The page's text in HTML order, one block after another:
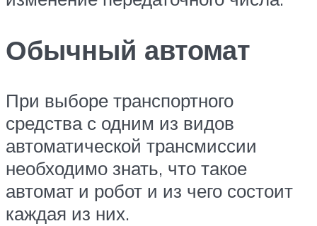
Обычный автомат
При выборе транспортного
средства с одним из видов
автоматической трансмиссии
необходимо знать, что такое
автомат и робот и из чего состоит
каждая из них.